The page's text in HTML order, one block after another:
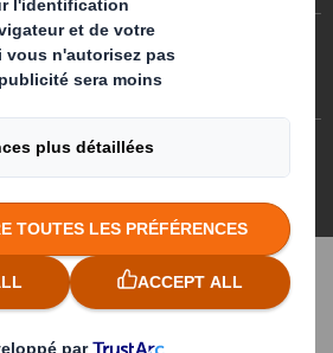
Egalité professionnelle
Politiques de confidentialité